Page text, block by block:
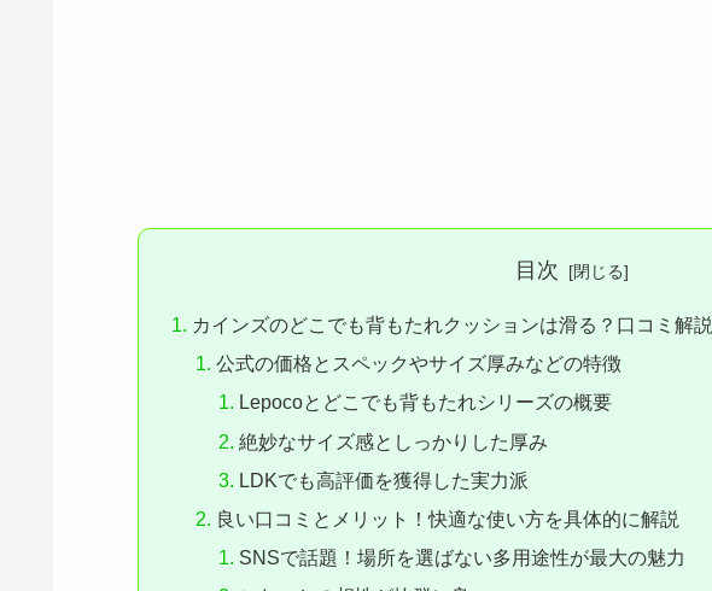
目次
カインズのどこでも背もたれクッションは滑る？口コミ解説
公式の価格とスペックやサイズ厚みなどの特徴
Lepocoとどこでも背もたれシリーズの概要
絶妙なサイズ感としっかりした厚み
LDKでも高評価を獲得した実力派
良い口コミとメリット！快適な使い方を具体的に解説
SNSで話題！場所を選ばない多用途性が最大の魅力